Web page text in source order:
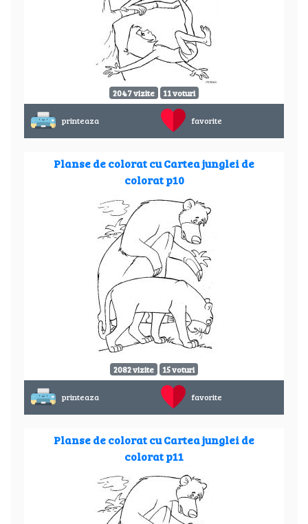
2047 vizite 11 voturi
printeaza favorite
Planse de colorat cu Cartea junglei de
colorat p10
2082 vizite 15 voturi
printeaza favorite
Planse de colorat cu Cartea junglei de
colorat p11